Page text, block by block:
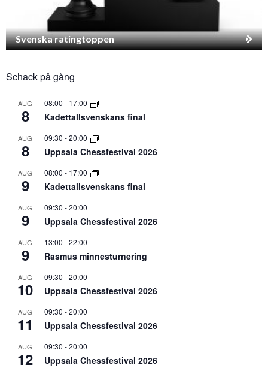
Svenska ratingtoppen
Schack på gång
AUG
8
08:00 - 17:00
Kadettallsvenskans final
AUG
8
09:30 -20:00
Uppsala Chessfestival 2026
AUG
9
08:00 - 17:00
Kadettallsvenskans final
AUG
9
09:30 -20:00
Uppsala Chessfestival 2026
AUG
9
13:00 -22:00
Rasmus minnesturnering
AUG
10
09:30 -20:00
Uppsala Chessfestival 2026
AUG
11
09:30 -20:00
Uppsala Chessfestival 2026
AUG
12
09:30 -20:00
Uppsala Chessfestival 2026